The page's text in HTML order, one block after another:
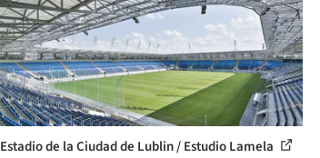
Estadio de la Ciudad de Lublin / Estudio Lamela